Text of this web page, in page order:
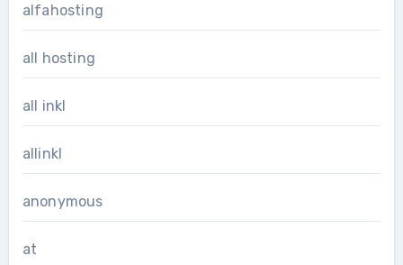
alfahosting
all hosting
all inkl
allinkl
anonymous
at